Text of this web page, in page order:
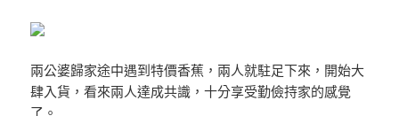
兩公婆歸家途中遇到特價香蕉，兩人就駐足下來，開始大
肆入貨，看來兩人達成共識，十分享受勤儉持家的感覺
了。